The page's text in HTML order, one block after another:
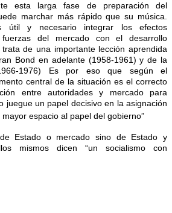
esta larga fase de preparación del
marchar más rápido que su música.
útil y necesario integrar los efectos
del mercado con el desarrollo
de una importante lección aprendida
Bond en adelante (1958-1961) y de la
1976) Es por eso que según el
central de la situación es el correcto
entre autoridades y mercado para
juegue un papel decisivo en la asignación
espacio al papel del gobierno”
Estado o mercado sino de Estado y
mismos dicen “un socialismo con